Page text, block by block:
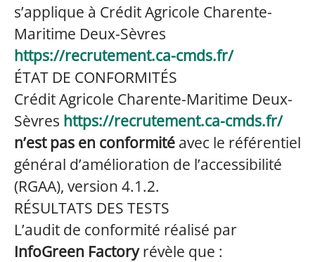
s’applique à Crédit Agricole Charente-
Maritime Deux-Sèvres
https://recrutement.ca-cmds.fr/
ÉTAT DE CONFORMITÉS
Crédit Agricole Charente-Maritime Deux-
Sèvres https://recrutement.ca-cmds.fr/
n’est pas en conformité avec le référentiel
général d’amélioration de l’accessibilité
(RGAA), version 4.1.2.
RÉSULTATS DES TESTS
L’audit de conformité réalisé par
InfoGreen Factoryrévèle que :